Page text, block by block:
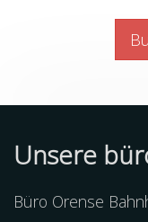
Unsere
Büro Orense